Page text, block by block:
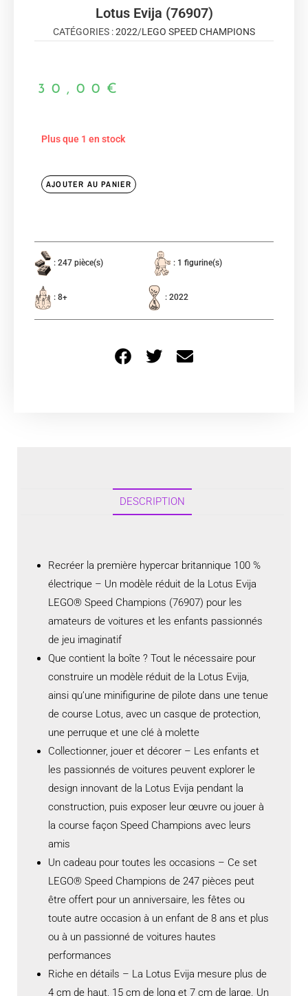
Lotus Evija (76907)
CATÉGORIES :2022/LEGO SPEED CHAMPIONS
30,00 €
Plus que 1 en stock
AJOUTER AU PANIER
: 247 pièce(s) : 1 figurine(s)
: 8+ : 2022
DESCRIPTION
Recréer la première hypercar britannique 100 %
électrique – Un modèle réduit de la Lotus Evija
LEGO® Speed Champions (76907) pour les
amateurs de voitures et les enfants passionnés
de jeu imaginatif
Que contient la boîte ? Tout le nécessaire pour
construire un modèle réduit de la Lotus Evija,
ainsi qu’une minifigurine de pilote dans une tenue
de course Lotus, avec un casque de protection,
une perruque et une clé à molette
Collectionner, jouer et décorer – Les enfants et
les passionnés de voitures peuvent explorer le
design innovant de la Lotus Evija pendant la
construction, puis exposer leur œuvre ou jouer à
la course façon Speed Champions avec leurs
amis
Un cadeau pour toutes les occasions – Ce set
LEGO® Speed Champions de 247 pièces peut
être offert pour un anniversaire, les fêtes ou
toute autre occasion à un enfant de 8 ans et plus
ou à un passionné de voitures hautes
performances
Riche en détails – La Lotus Evija mesure plus de
4 cm de haut, 15 cm de long et 7 cm de large. Un